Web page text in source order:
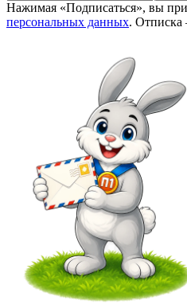
Нажимая «Подписаться», вы
персональных данных.